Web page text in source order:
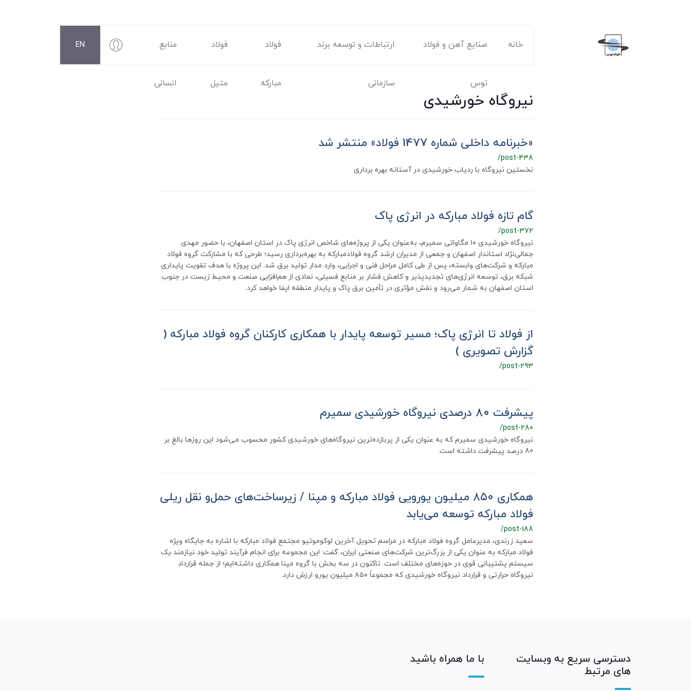
خانه صنایع آهن و فولاد
توس
ارتباطات و توسعه برند
سازمانی
فولاد
مبارکه
فولاد
متیل
منابع
انسانی
EN
نیروگاه خورشیدی
«خبرنامه داخلی شماره 1477 فولاد» منتشر شد
/post-438
نخستین نیروگاه با ردیاب خورشیدی در آستانه بهره برداری
گام تازه فولاد مبارکه در انرژی پاک
/post-372
نیروگاه خورشیدی ۱۰ مگاواتی سمیرم، به‌عنوان یکی از پروژه‌های شاخص انرژی پاک در استان اصفهان، با حضور مهدی
جمالی‌نژاد استاندار اصفهان و جمعی از مدیران ارشد گروه فولادمبارکه به بهره‌برداری رسید؛ طرحی که با مشارکت گروه فولاد
مبارکه و شرکت‌های وابسته، پس از طی کامل مراحل فنی و اجرایی، وارد مدار تولید برق شد. این پروژه با هدف تقویت پایداری
شبکه برق، توسعه انرژی‌های تجدیدپذیر و کاهش فشار بر منابع فسیلی، نمادی از هم‌افزایی صنعت و محیط زیست در جنوب
استان اصفهان به شمار می‌رود و نقش مؤثری در تأمین برق پاک و پایدار منطقه ایفا خواهد کرد.
از فولاد تا انرژی پاک؛ مسیر توسعه پایدار با همکاری کارکنان گروه فولاد مبارکه (
گزارش تصویری )
/post-293
پیشرفت 80 درصدی نیروگاه خورشیدی سمیرم
/post-280
نیروگاه خورشیدی سمیرم که به عنوان یکی از پربازده‌ترین نیروگاه‌های خورشیدی کشور محسوب می‌شود این روزها بالغ بر
80 درصد پیشرفت داشته است.
همکاری ۸۵۰ میلیون یورویی فولاد مبارکه و مپنا / زیرساخت‌های حمل‌و نقل ریلی
فولاد مبارکه توسعه می‌یابد
/post-188
سعید زرندی، مدیرعامل گروه فولاد مبارکه در مراسم تحویل آخرین لوکوموتیو مجتمع فولاد مبارکه با اشاره به جایگاه ویژه
فولاد مبارکه به عنوان یکی از بزرگ‌ترین شرکت‌های صنعتی ایران، گفت: این مجموعه برای انجام فرآیند تولید خود نیازمند یک
سیستم پشتیبانی قوی در حوزه‌های مختلف است. تاکنون در سه بخش با گروه مپنا همکاری داشته‌ایم؛ از جمله قرارداد
نیروگاه حرارتی و قرارداد نیروگاه خورشیدی که مجموعاً ۸۵۰ میلیون یورو ارزش دارد.
دسترسی سریع به وبسایت
های مرتبط
با ما همراه باشید